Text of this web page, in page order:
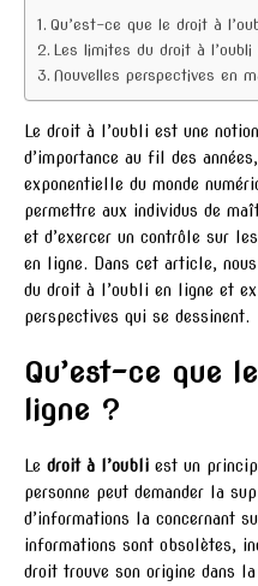
Qu’est-ce que le droit à
Les limites du droit à l’oubli
Nouvelles perspectives en
Le droit à l’oubli est une
d’importance au fil des
exponentielle du monde
permettre aux individus de
et d’exercer un contrôle sur
en ligne. Dans cet article,
du droit à l’oubli en ligne et
perspectives qui se dessinent.
Qu’est-ce que
ligne ?
Le droit à l’oubli est un
personne peut demander la
d’informations la concernant
informations sont obsolètes,
droit trouve son origine dans